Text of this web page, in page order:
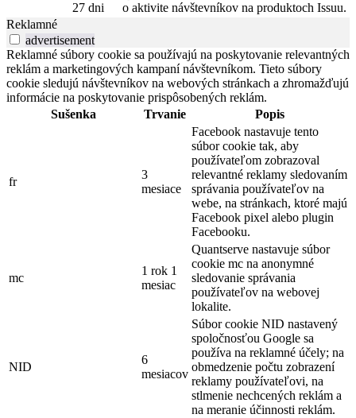
27 dni
o aktivite návštevníkov na produktoch Issuu.
Reklamné
advertisement
Reklamné súbory cookie sa používajú na poskytovanie relevantných
reklám a marketingových kampaní návštevníkom. Tieto súbory
cookie sledujú návštevníkov na webových stránkach a zhromažďujú
informácie na poskytovanie prispôsobených reklám.
Sušenka
Trvanie Popis
fr
3
mesiace
Facebook nastavuje tento
súbor cookie tak, aby
používateľom zobrazoval
relevantné reklamy sledovaním
správania používateľov na
webe, na stránkach, ktoré majú
Facebook pixel alebo plugin
Facebooku.
mc
1 rok 1
mesiac
Quantserve nastavuje súbor
cookie mc na anonymné
sledovanie správania
používateľov na webovej
lokalite.
NID
6
mesiacov
Súbor cookie NID nastavený
spoločnosťou Google sa
používa na reklamné účely; na
obmedzenie počtu zobrazení
reklamy používateľovi, na
stlmenie nechcených reklám a
na meranie účinnosti reklám.